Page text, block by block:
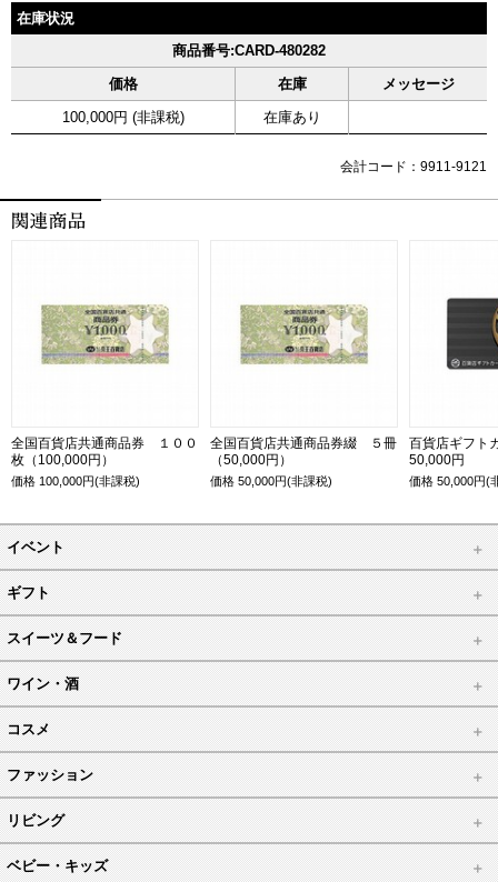
在庫状況
商品番号:CARD-480282
価格
在庫
メッセージ
100,000円 (非課税)
在庫あり
会計コード：9911-9121
全国百貨店共通商品券 １００
枚（100,000円）
価格 100,000円(非課税)
全国百貨店共通商品券綴 ５冊
（50,000円）
価格50,000円(非課税)
百貨店ギフ
50,000円
価格50,000円(
イベント
ギフト
スイーツ＆フード
ワイン・酒
コスメ
ファッション
リビング
ベビー・キッズ